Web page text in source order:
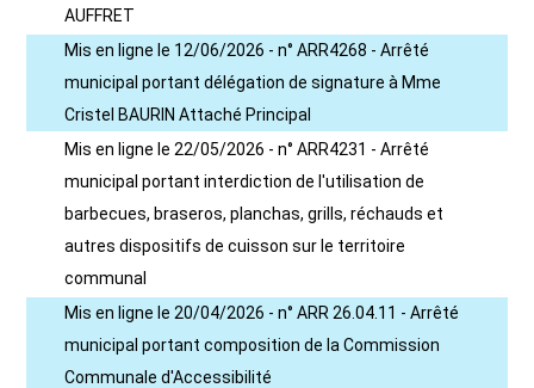
AUFFRET
Mis en ligne le 12/06/2026 - n° ARR4268 - Arrêté
municipal portant délégation de signature à Mme
Cristel BAURIN Attaché Principal
Mis en ligne le 22/05/2026 - n° ARR4231 - Arrêté
municipal portant interdiction de l'utilisation de
barbecues, braseros, planchas, grills, réchauds et
autres dispositifs de cuisson sur le territoire
communal
Mis en ligne le 20/04/2026 - n° ARR 26.04.11 - Arrêté
municipal portant composition de la Commission
Communale d'Accessibilité